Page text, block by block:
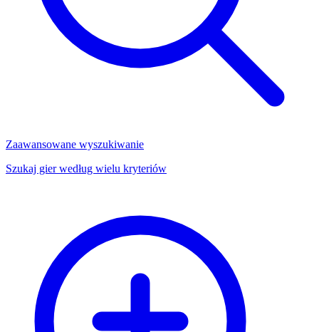
Zaawansowane wyszukiwanie
Szukaj gier według wielu kryteriów